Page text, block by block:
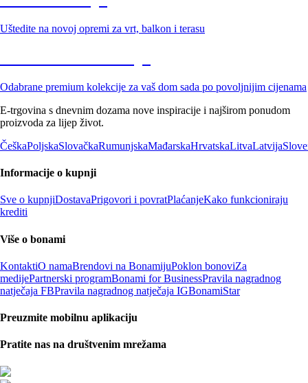
Uštedite na novoj opremi za vrt, balkon i terasu
Odabrane premium kolekcije za vaš dom sada po povoljnijim cijenama
E-trgovina s dnevnim dozama nove inspiracije i najširom ponudom
proizvoda za lijep život.
ČeškaPoljskaSlovačkaRumunjskaMađarskaHrvatskaLitvaLatvija
Informacije o kupnji
Sve o kupnjiDostavaPrigovori i povratPlaćanjeKako funkcioniraju
krediti
Više o bonami
KontaktiO namaBrendovi na BonamijuPoklon bonoviZa
medijePartnerski programBonami for BusinessPravila nagradnog
natječaja FBPravila nagradnog natječaja IGBonamiStar
Preuzmite mobilnu aplikaciju
Pratite nas na društvenim mrežama